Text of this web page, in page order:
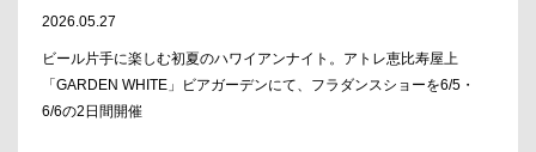
2026.05.27
ビール片手に楽しむ初夏のハワイアンナイト。アトレ恵比寿屋上
「GARDEN WHITE」ビアガーデンにて、フラダンスショーを6/5・
6/6の2日間開催